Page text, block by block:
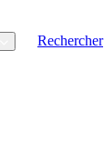
Rechercher